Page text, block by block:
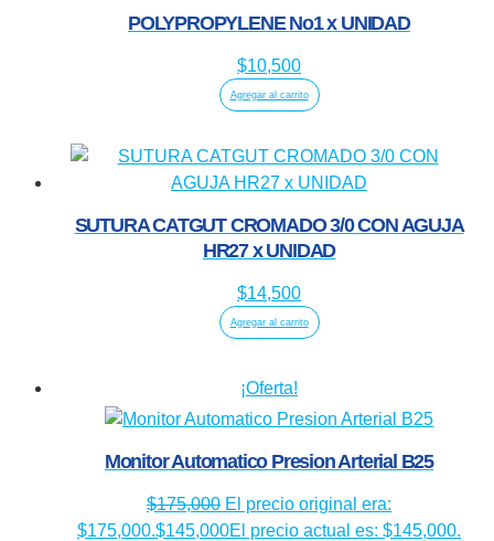
POLYPROPYLENE No1 x UNIDAD
$10,500
Agregar al carrito
SUTURA CATGUT CROMADO 3/0 CON AGUJA
HR27 x UNIDAD
$14,500
Agregar al carrito
¡Oferta!
Monitor Automatico Presion Arterial B25
$175,000 El precio original era:
$175,000.$145,000El precio actual es: $145,000.